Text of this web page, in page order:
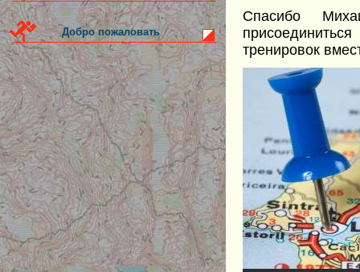
Добро пожаловать
Спасибо
тренировок